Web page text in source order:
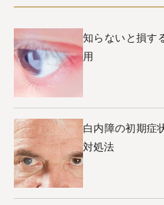
知らないと損す
用
白内障の初期症
対処法